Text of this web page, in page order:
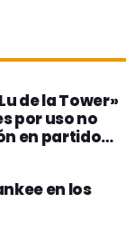
de la Tower»
por uso no
en partido
en los